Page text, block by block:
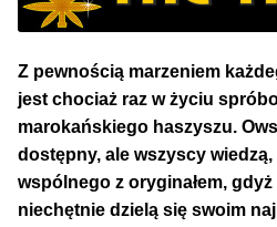
Z pewnością marzeniem
jest chociaż raz w życiu
marokańskiego haszyszu.
dostępny, ale wszyscy
wspólnego z oryginałem,
niechętnie dzielą się swoim